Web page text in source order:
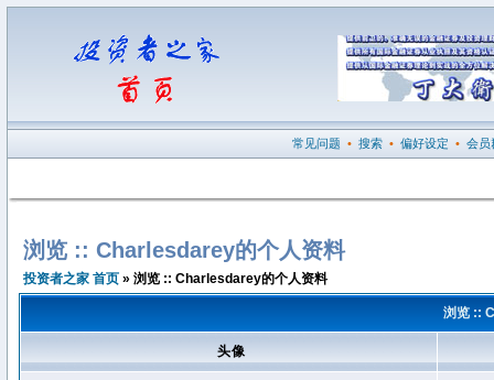
常见问题 • 搜索 • 偏好设定 • 会员
浏览 :: Charlesdarey的个人资料
投资者之家 首页 » 浏览 :: Charlesdarey的个人资料
浏览 ::
头像